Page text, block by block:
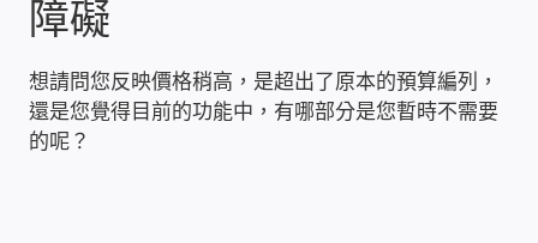
飛碟 不斷電 UPS / 穩壓器 AVR
遠距教學、在家辦公
障礙
想請問您反映價格稍高，是超出了原本的預算編列，
還是您覺得目前的功能中，有哪部分是您暫時不需要
的呢？